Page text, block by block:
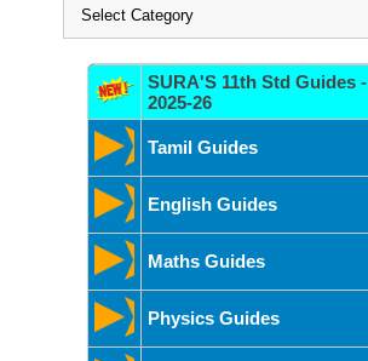
SURA'S 11th Std Guides -
2025-26
Tamil Guides
English Guides
Maths Guides
Physics Guides